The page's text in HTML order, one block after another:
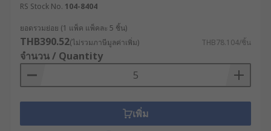
RS Stock No. 104-8404
ยอดรวมย่อย (1 แพ็ค แพ็คละ 5 ชิ้น)
THB390.52(ไม่รวมภาษีมูลค่าเพิ่ม) THB78.104/ชิ้น
จำนวน / Quantity
เพิ่ม